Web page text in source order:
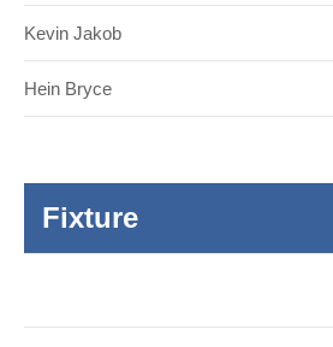
Kevin Jakob
Hein Bryce
Fixture